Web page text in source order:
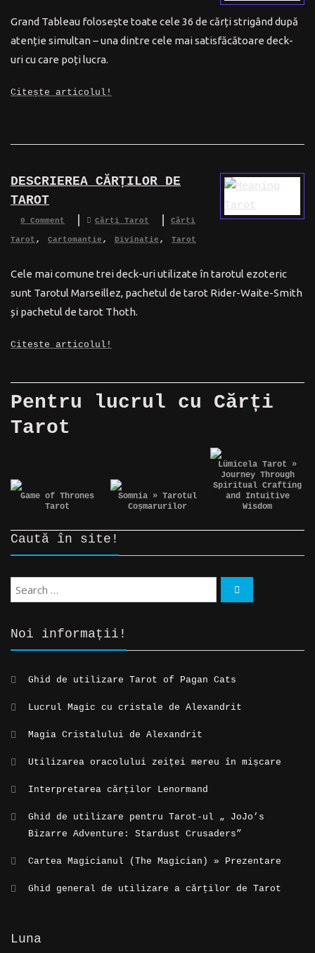
Grand Tableau folosește toate cele 36 de cărți strigând după
atenție simultan – una dintre cele mai satisfăcătoare deck-
uri cu care poți lucra.
Citește articolul!
DESCRIEREA CĂRȚILOR DE
TAROT
0 Comment Cărți Tarot Cărți
Tarot , Cartomanție , Divinație , Tarot
Cele mai comune trei deck-uri utilizate în tarotul ezoteric
sunt Tarotul Marseillez, pachetul de tarot Rider-Waite-Smith
și pachetul de tarot Thoth.
Citește articolul!
Pentru lucrul cu Cărți
Tarot
Game of Thrones
Tarot
Somnia » Tarotul
Coșmarurilor
Lümicela Tarot »
Journey Through
Spiritual Crafting
and Intuitive
Wisdom
Caută în site!
Noi informații!
Ghid de utilizare Tarot of Pagan Cats
Lucrul Magic cu cristale de Alexandrit
Magia Cristalului de Alexandrit
Utilizarea oracolului zeiței mereu în mișcare
Interpretarea cărților Lenormand
Ghid de utilizare pentru Tarot-ul „ JoJo’s
Bizarre Adventure: Stardust Crusaders”
Cartea Magicianul (The Magician) » Prezentare
Ghid general de utilizare a cărților de Tarot
Luna